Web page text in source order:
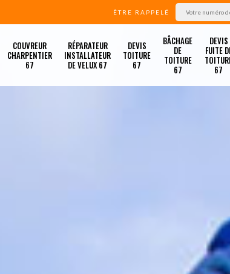
ÊTRE RAPPELÉ
COUVREUR
CHARPENTIER
67
RÉPARATEUR
INSTALLATEUR
DE VELUX 67
DEVIS
TOITURE
67
BÂCHAGE
DE
TOITURE
67
DEVIS
FUITE
67